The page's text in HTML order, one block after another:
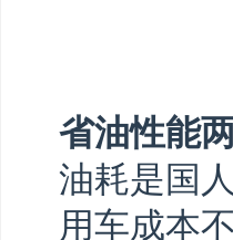
省油性能
油耗是国
用车成本